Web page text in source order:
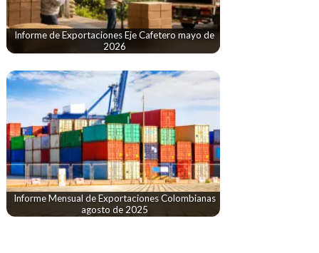
Informe de Exportaciones Eje Cafetero mayo de
2026
Informe Mensual de Exportaciones Colombianas
agosto de 2025